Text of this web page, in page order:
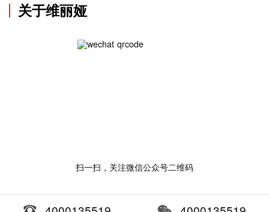
关于维丽娅
扫一扫，关注微信公众号二维码